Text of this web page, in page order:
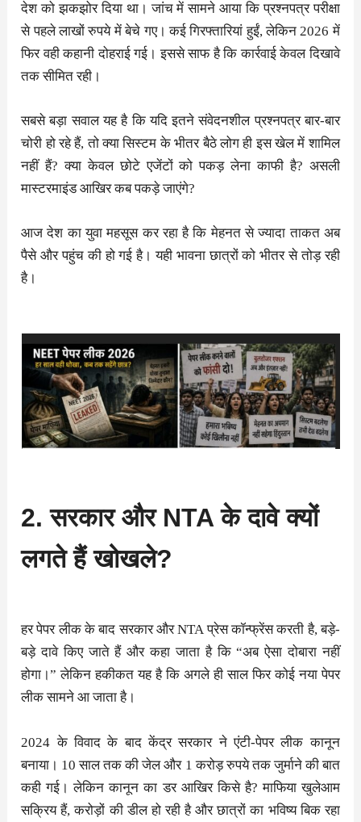
देश को झकझोर दिया था। जांच में सामने आया कि प्रश्नपत्र परीक्षा
से पहले लाखों रुपये में बेचे गए। कई गिरफ्तारियां हुईं, लेकिन 2026 में
फिर वही कहानी दोहराई गई। इससे साफ है कि कार्रवाई केवल दिखावे
तक सीमित रही।
सबसे बड़ा सवाल यह है कि यदि इतने संवेदनशील प्रश्नपत्र बार-बार
चोरी हो रहे हैं, तो क्या सिस्टम के भीतर बैठे लोग ही इस खेल में शामिल
नहीं हैं? क्या केवल छोटे एजेंटों को पकड़ लेना काफी है? असली
मास्टरमाइंड आखिर कब पकड़े जाएंगे?
आज देश का युवा महसूस कर रहा है कि मेहनत से ज्यादा ताकत अब
पैसे और पहुंच की हो गई है। यही भावना छात्रों को भीतर से तोड़ रही
है।
2. सरकार और NTA के दावे क्यों
लगते हैं खोखले?
हर पेपर लीक के बाद सरकार और NTA प्रेस कॉन्फ्रेंस करती है, बड़े-
बड़े दावे किए जाते हैं और कहा जाता है कि “अब ऐसा दोबारा नहीं
होगा।” लेकिन हकीकत यह है कि अगले ही साल फिर कोई नया पेपर
लीक सामने आ जाता है।
2024 के विवाद के बाद केंद्र सरकार ने एंटी-पेपर लीक कानून
बनाया। 10 साल तक की जेल और 1 करोड़ रुपये तक जुर्माने की बात
कही गई। लेकिन कानून का डर आखिर किसे है? माफिया खुलेआम
सक्रिय हैं, करोड़ों की डील हो रही है और छात्रों का भविष्य बिक रहा